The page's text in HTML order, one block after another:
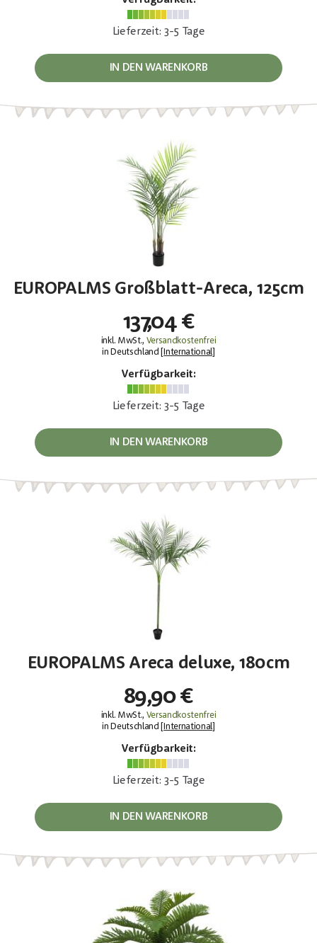
Lieferzeit: 3-5 Tage
IN DEN WARENKORB
EUROPALMS Großblatt-Areca, 125cm
137,04 €
inkl. MwSt., Versandkostenfrei
in Deutschland [
International
Verfügbarkeit:
Lieferzeit: 3-5 Tage
IN DEN WARENKORB
EUROPALMS Areca deluxe, 180cm
89,90 €
inkl. MwSt., Versandkostenfrei
in Deutschland [
International
Verfügbarkeit:
Lieferzeit: 3-5 Tage
IN DEN WARENKORB